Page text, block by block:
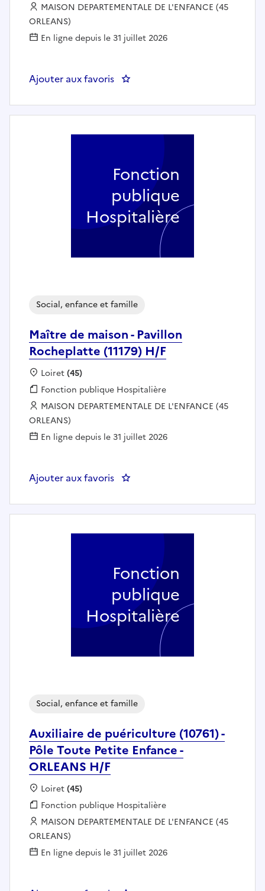
Employeur :
MAISON DEPARTEMENTALE DE L'ENFANCE (45
ORLEANS)
En ligne depuis le 31 juillet 2026
Ajouter aux favoris : Educateur spécialisé - Pavillon
Maître de maison - Pavillon
Rocheplatte (11179) H/F
Social, enfance et famille
Localisation :
Loiret(45)
Fonction publique :
Fonction publique Hospitalière
Employeur :
MAISON DEPARTEMENTALE DE L'ENFANCE (45
ORLEANS)
En ligne depuis le 31 juillet 2026
Ajouter aux favoris : Maître de maison - Pavillon
Fonction
publique
Hospitalière
Auxiliaire de puériculture (10761) -
Pôle Toute Petite Enfance -
ORLEANS H/F
Social, enfance et famille
Localisation :
Loiret(45)
Fonction publique :
Fonction publique Hospitalière
Employeur :
MAISON DEPARTEMENTALE DE L'ENFANCE (45
ORLEANS)
En ligne depuis le 31 juillet 2026
Fonction
publique
Hospitalière